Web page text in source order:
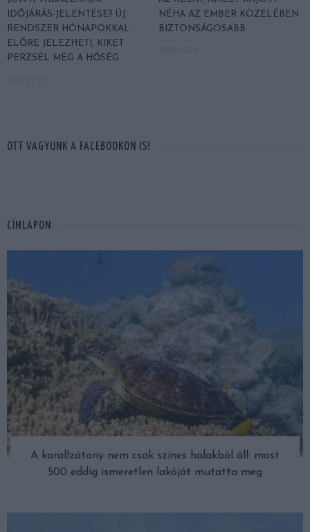
IDŐJÁRÁS-JELENTÉSE? ÚJ
RENDSZER HÓNAPOKKAL
ELŐRE JELEZHETI, KIKET
PERZSEL MEG A HŐSÉG
NÉHA AZ EMBER KÖZELÉBEN
BIZTONSÁGOSABB
OTT VAGYUNK A FACEBOOKON IS!
CÍMLAPON
A korallzátony nem csak színes halakból áll: most
500 eddig ismeretlen lakóját mutatta meg